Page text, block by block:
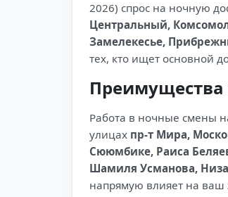
2026) спрос на ночную
Центральный,
Замелекесье,
тех, кто ищет основной
Преимущества
Работа в ночные смены
улицах пр-т Мира,
Сююмбике, Раиса
Шамиля Усманова,
напрямую влияет на ваш